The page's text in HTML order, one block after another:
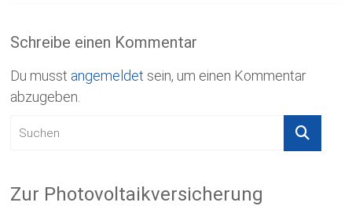
Schreibe einen Kommentar
Du musst angemeldet sein, um einen Kommentar
abzugeben.
Zur Photovoltaikversicherung